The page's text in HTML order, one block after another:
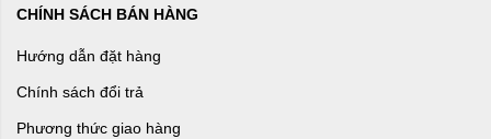
CHÍNH SÁCH BÁN HÀNG
Hướng dẫn đặt hàng
Chính sách đổi trả
Phương thức giao hàng